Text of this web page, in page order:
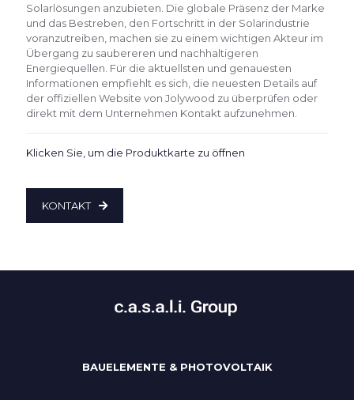
Solarlösungen anzubieten. Die globale Präsenz der Marke
und das Bestreben, den Fortschritt in der Solarindustrie
voranzutreiben, machen sie zu einem wichtigen Akteur im
Übergang zu saubereren und nachhaltigeren
Energiequellen. Für die aktuellsten und genauesten
Informationen empfiehlt es sich, die neuesten Details auf
der offiziellen Website von Jolywood zu überprüfen oder
direkt mit dem Unternehmen Kontakt aufzunehmen.
Klicken Sie, um die Produktkarte zu öffnen
KONTAKT
BAUELEMENTE & PHOTOVOLTAIK